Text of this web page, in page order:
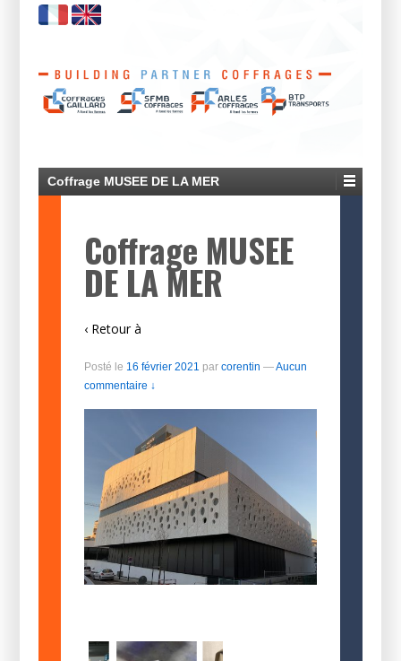
Coffrage MUSEE DE LA MER
Coffrage MUSEE
DE LA MER
‹ Retour à
Posté le 16 février 2021 par corentin —Aucun
commentaire ↓